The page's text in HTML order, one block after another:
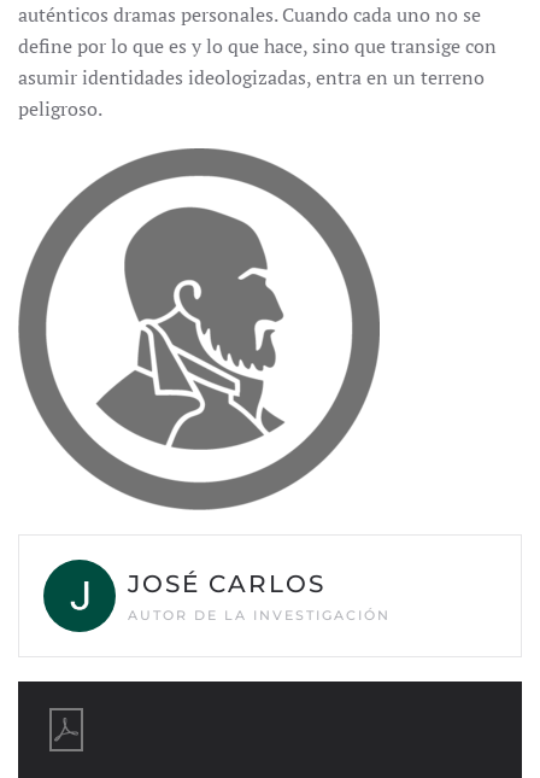
auténticos dramas personales. Cuando cada uno no se
define por lo que es y lo que hace, sino que transige con
asumir identidades ideologizadas, entra en un terreno
peligroso.
JOSÉ CARLOS
AUTOR DE LA INVESTIGACIÓN